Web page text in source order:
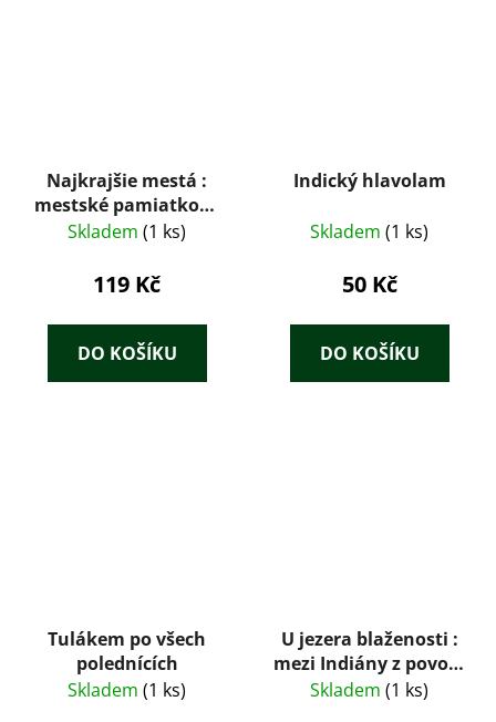
Najkrajšie mestá :
mestské pamiatkové
rezervácie
Skladem (1 ks)
119 Kč
DO KOŠÍKU
Indický hlavolam
Skladem (1 ks)
50 Kč
DO KOŠÍKU
Tulákem po všech
polednících
Skladem (1 ks)
U jezera blaženosti :
mezi Indiány z povodí
Xingú
Skladem (1 ks)